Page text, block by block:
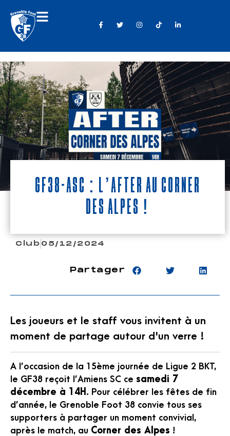
GF38-ASC : L’AFTER AU CORNER
DES ALPES !
Club 05/12/2024
Partager
Les joueurs et le staff vous invitent à un
moment de partage autour d'un verre !
A l’occasion de la 15ème journée de Ligue 2 BKT,
le GF38 reçoit l’Amiens SC ce samedi 7
décembre à 14H . Pour célébrer les fêtes de fin
d’année, le Grenoble Foot 38 convie tous ses
supporters à partager un moment convivial,
après le match, au Corner des Alpes !